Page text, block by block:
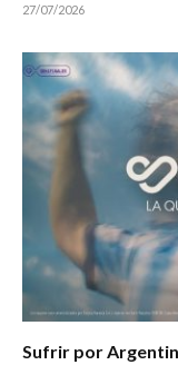
27/07/2026
Sufrir por